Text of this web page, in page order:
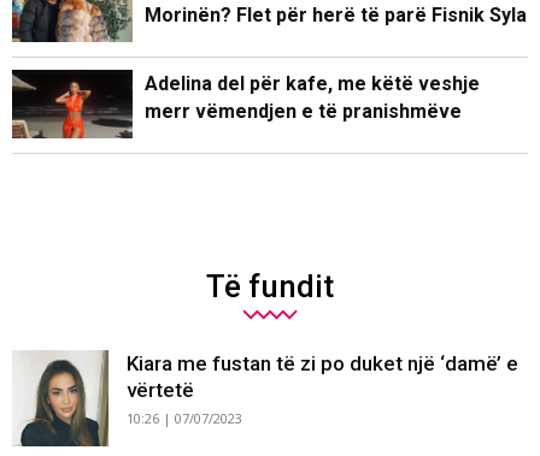
Morinën? Flet për herë të parë Fisnik Syla
Adelina del për kafe, me këtë veshje
merr vëmendjen e të pranishmëve
Të fundit
Kiara me fustan të zi po duket një ‘damë’ e
vërtetë
10:26 | 07/07/2023